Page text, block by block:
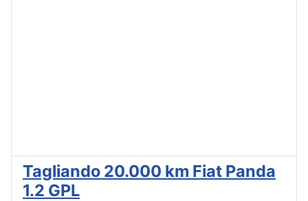
Tagliando 20.000 km Fiat Panda
1.2 GPL